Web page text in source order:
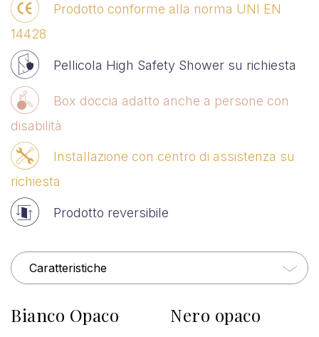
Prodotto conforme alla norma UNI EN
14428
Pellicola High Safety Shower su richiesta
Box doccia adatto anche a persone con
disabilità
Installazione con centro di assistenza su
richiesta
Prodotto reversibile
Caratteristiche
Bianco Opaco Nero opaco